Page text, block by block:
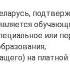
или
на